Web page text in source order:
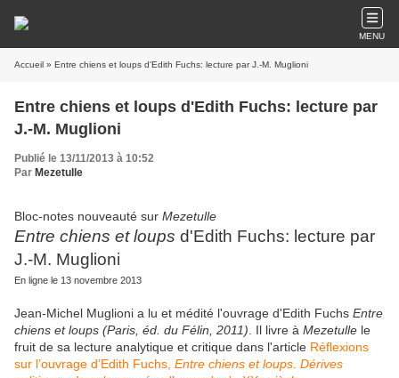
MENU
Accueil » Entre chiens et loups d'Edith Fuchs: lecture par J.-M. Muglioni
Entre chiens et loups d'Edith Fuchs: lecture par
J.-M. Muglioni
Publié le 13/11/2013 à 10:52
Par Mezetulle
Bloc-notes nouveauté sur Mezetulle
Entre chiens et loups d'Edith Fuchs: lecture par
J.-M. Muglioni
En ligne le 13 novembre 2013
Jean-Michel Muglioni a lu et médité l'ouvrage d'Edith Fuchs Entre
chiens et loups (Paris, éd. du Félin, 2011) . Il livre à Mezetulle le
fruit de sa lecture analytique et critique dans l'article Réflexions
sur l’ouvrage d’Edith Fuchs, Entre chiens et loups. Dérives